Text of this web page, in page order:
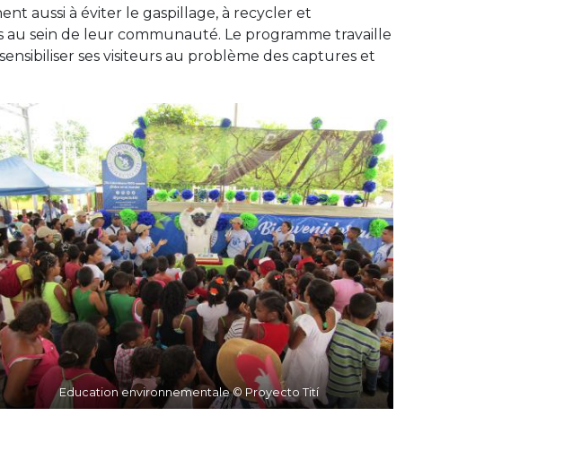
aussi à éviter le gaspillage, à recycler et
au sein de leur communauté. Le programme travaille
ses visiteurs au problème des captures et
Education environnementale © Proyecto Tití